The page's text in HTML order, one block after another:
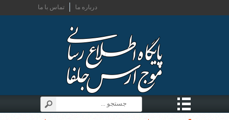
تماس با ما درباره ما